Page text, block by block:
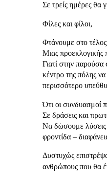
Σε τρείς ημέρες θα
Φίλες και φίλοι,
Φτάνουμε στο
Μιας προεκλογικής
Γιατί στην
κέντρο της πόλης
περισσότερο
Ότι οι συνδυασμοί
Σε δράσεις και
Να δώσουμε λύσεις
φροντίδα –
Δυστυχώς
ανθρώπους που θα